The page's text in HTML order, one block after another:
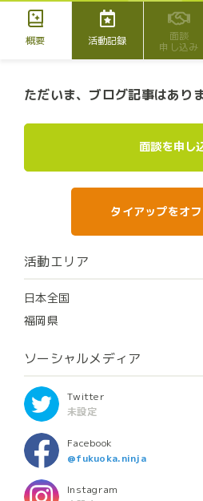
概要 活動記録
面談
申し込み
ただいま、ブログ記事はあり
面談を申し
タイアップをオ
活動エリア
日本全国
福岡県
ソーシャルメディア
Twitter
未設定
Facebook
@fukuoka.ninja
Instagram